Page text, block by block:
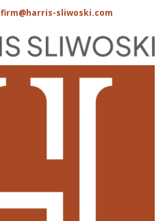
firm@harris-sliwoski.com